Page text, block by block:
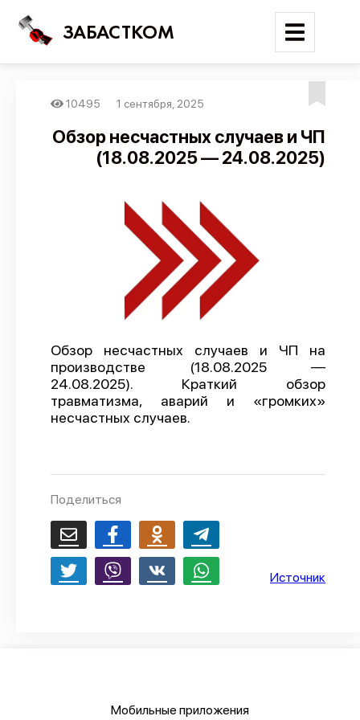
ЗАБАСТКОМ
Поиск
Карта событий
Трудовые конфликты
Отчеты
Предложить публикацию
API
О проекте
Политика конфиденциальности
10495 1 сентября, 2025
Обзор несчастных случаев и ЧП
(18.08.2025 — 24.08.2025)
Обзор несчастных случаев и ЧП на
производстве (18.08.2025 —
24.08.2025). Краткий обзор
травматизма, аварий и «громких»
несчастных случаев.
Поделиться
Источник
Мобильные приложения